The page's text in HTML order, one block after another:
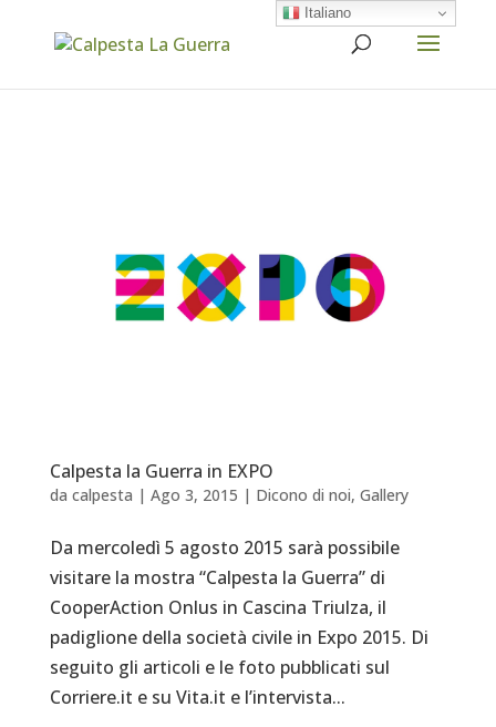
Calpesta la Guerra in EXPO
da calpesta | Ago 3, 2015 | Dicono di noi, Gallery
Da mercoledì 5 agosto 2015 sarà possibile
visitare la mostra “Calpesta la Guerra” di
CooperAction Onlus in Cascina Triulza, il
padiglione della società civile in Expo 2015. Di
seguito gli articoli e le foto pubblicati sul
Corriere.it e su Vita.it e l’intervista...
Italiano